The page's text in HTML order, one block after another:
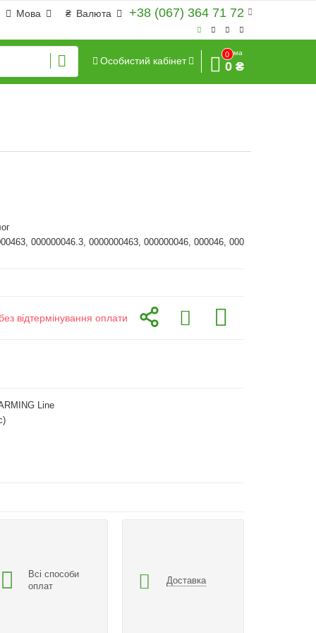
+38 (067) 364 71 72
₴ Валюта
Мова
Особистий кабінет
0
Сума
0 ₴
000000046.3, 0000000463, 000000046, 000046, 000
відтермінування оплати
Line
Всі способи
оплат
Доставка